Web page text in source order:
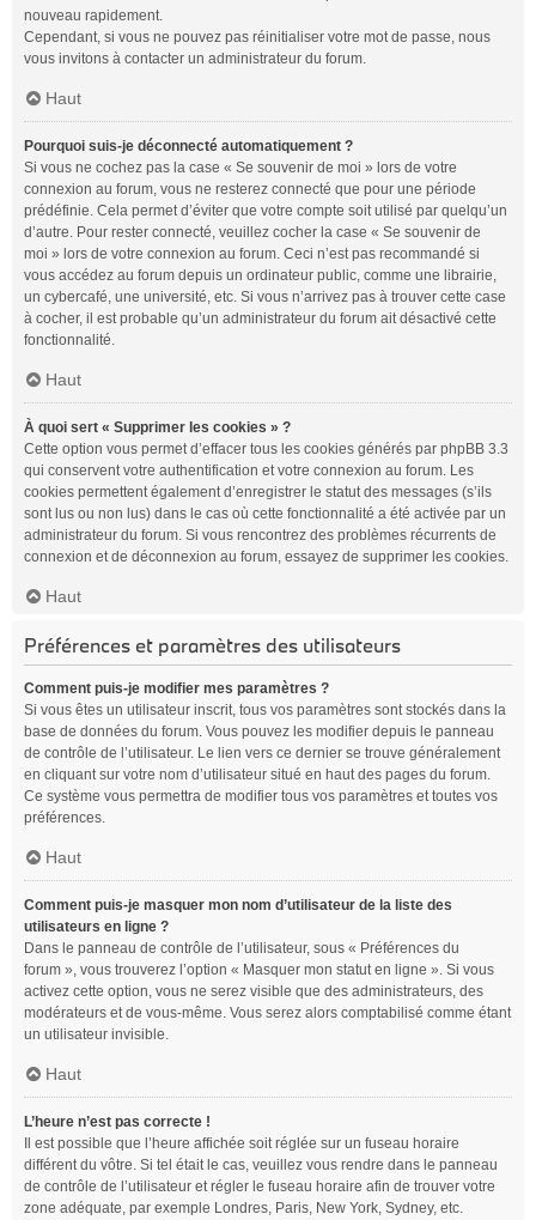
nouveau rapidement.
Cependant, si vous ne pouvez pas réinitialiser votre mot de passe, nous
vous invitons à contacter un administrateur du forum.
Haut
Pourquoi suis-je déconnecté automatiquement ?
Si vous ne cochez pas la case « Se souvenir de moi » lors de votre
connexion au forum, vous ne resterez connecté que pour une période
prédéfinie. Cela permet d’éviter que votre compte soit utilisé par quelqu’un
d’autre. Pour rester connecté, veuillez cocher la case « Se souvenir de
moi » lors de votre connexion au forum. Ceci n’est pas recommandé si
vous accédez au forum depuis un ordinateur public, comme une librairie,
un cybercafé, une université, etc. Si vous n’arrivez pas à trouver cette case
à cocher, il est probable qu’un administrateur du forum ait désactivé cette
fonctionnalité.
Haut
À quoi sert « Supprimer les cookies » ?
Cette option vous permet d’effacer tous les cookies générés par phpBB 3.3
qui conservent votre authentification et votre connexion au forum. Les
cookies permettent également d’enregistrer le statut des messages (s’ils
sont lus ou non lus) dans le cas où cette fonctionnalité a été activée par un
administrateur du forum. Si vous rencontrez des problèmes récurrents de
connexion et de déconnexion au forum, essayez de supprimer les cookies.
Haut
Préférences et paramètres des utilisateurs
Comment puis-je modifier mes paramètres ?
Si vous êtes un utilisateur inscrit, tous vos paramètres sont stockés dans la
base de données du forum. Vous pouvez les modifier depuis le panneau
de contrôle de l’utilisateur. Le lien vers ce dernier se trouve généralement
en cliquant sur votre nom d’utilisateur situé en haut des pages du forum.
Ce système vous permettra de modifier tous vos paramètres et toutes vos
préférences.
Haut
Comment puis-je masquer mon nom d’utilisateur de la liste des
utilisateurs en ligne ?
Dans le panneau de contrôle de l’utilisateur, sous « Préférences du
forum », vous trouverez l’option « Masquer mon statut en ligne ». Si vous
activez cette option, vous ne serez visible que des administrateurs, des
modérateurs et de vous-même. Vous serez alors comptabilisé comme étant
un utilisateur invisible.
Haut
L’heure n’est pas correcte !
Il est possible que l’heure affichée soit réglée sur un fuseau horaire
différent du vôtre. Si tel était le cas, veuillez vous rendre dans le panneau
de contrôle de l’utilisateur et régler le fuseau horaire afin de trouver votre
zone adéquate, par exemple Londres, Paris, New York, Sydney, etc.